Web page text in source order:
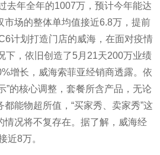
去年全年的1007万，预计今年能达
市场的整体单均值接近6.8万，提前
计划打造门店的威海，在面对疫情
下，依旧创造了5月21天200万业绩
增长，威海索菲亚经销商透露。依
”的核心调整，套餐所含产品，无论
能物超所值，“买家秀、卖家秀”这
情况将不复存在。据了解，威海经
近8万。